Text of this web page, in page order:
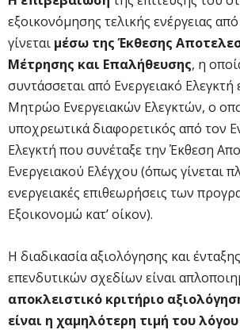
εξοικονόμησης τελικής ενέργειας
γίνεται μέσω της Έκθεσης
Μέτρησης και Επαλήθευσης, η
συντάσσεται από Ενεργειακό Ελεγκτή
Μητρώο Ενεργειακών Ελεγκτών, ο
υποχρεωτικά διαφορετικός από τον
Ελεγκτή που συνέταξε την Έκθεση
Ενεργειακού Ελέγχου (όπως γίνεται
ενεργειακές επιθεωρήσεις των
Εξοικονομώ κατ’ οίκον).
Η διαδικασία αξιολόγησης και
επενδυτικών σχεδίων είναι
αποκλειστικό κριτήριο
είναι η χαμηλότερη τιμή του